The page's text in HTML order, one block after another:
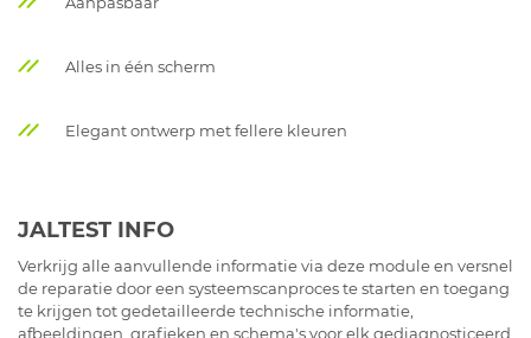
Alles in één scherm
Elegant ontwerp met fellere kleuren
JALTEST INFO
Verkrijg alle aanvullende informatie via deze module en versnel
de reparatie door een systeemscanproces te starten en toegang
te krijgen tot gedetailleerde technische informatie,
afbeeldingen, grafieken en schema's voor elk gediagnosticeerd